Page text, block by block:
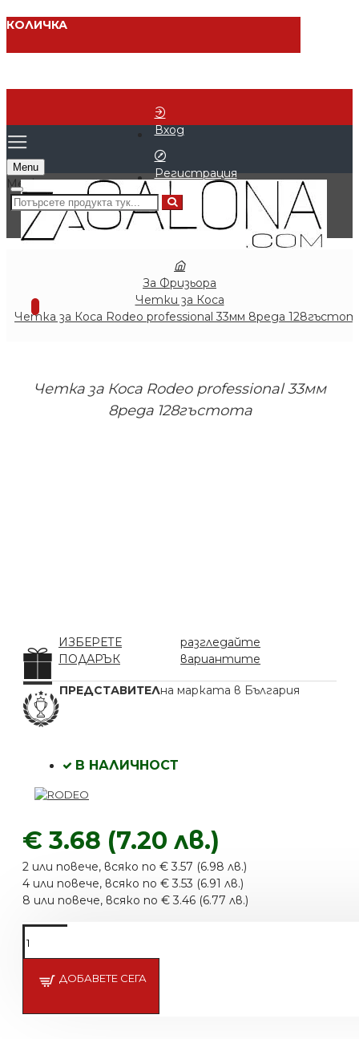
КОЛИЧКА
Вход
Регистрация
Menu
0 продукта - € 0.00 (0.00 лв.)
0
За Фризьора
Четки за Коса
Четка за Коса Rodeo professional 33мм 8реда
Четка за Коса Rodeo professional 33мм
8реда 128гъстота
ИЗБЕРЕТЕ
ПОДАРЪК
разгледайте
вариантите
ПРЕДСТАВИТЕЛна марката в България
€ 3.68 (7.20 лв.)
2 или повече, всяко по € 3.57 (6.98 лв.)
4 или повече, всяко по € 3.53 (6.91 лв.)
8 или повече, всяко по € 3.46 (6.77 лв.)
В НАЛИЧНОСТ
ДОБАВЕТЕ СЕГА